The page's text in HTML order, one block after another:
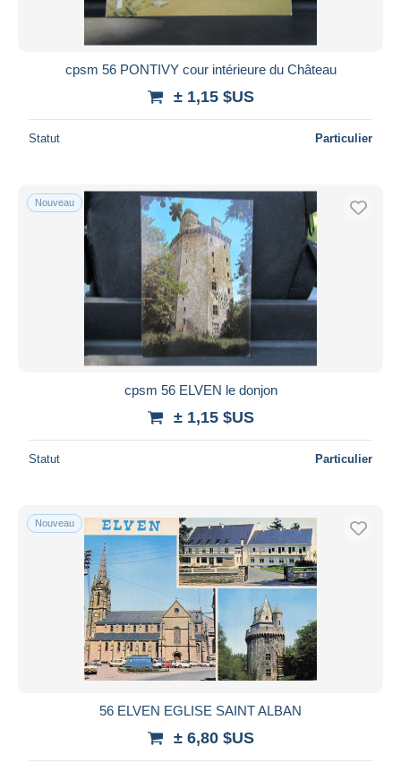
cpsm 56 PONTIVY cour intérieure du Château
± 1,15 $US
Statut Particulier
Nouveau
cpsm 56 ELVEN le donjon
± 1,15 $US
Statut Particulier
Nouveau
56 ELVEN EGLISE SAINT ALBAN
± 6,80 $US